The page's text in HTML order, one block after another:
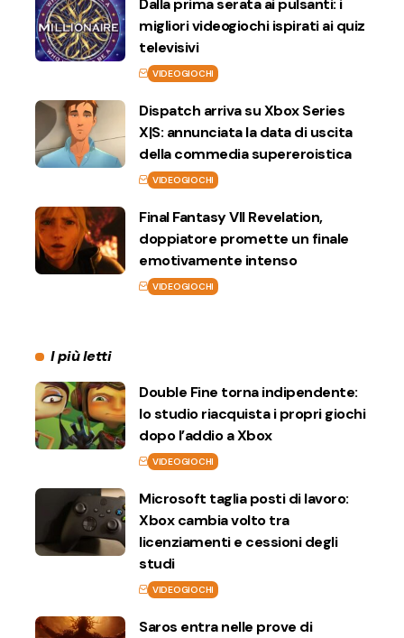
Dalla prima serata ai pulsanti: i
migliori videogiochi ispirati ai quiz
televisivi
VIDEOGIOCHI
Dispatch arriva su Xbox Series
X|S: annunciata la data di uscita
della commedia supereroistica
VIDEOGIOCHI
Final Fantasy VII Revelation,
doppiatore promette un finale
emotivamente intenso
VIDEOGIOCHI
I più letti
Double Fine torna indipendente:
lo studio riacquista i propri giochi
dopo l’addio a Xbox
VIDEOGIOCHI
Microsoft taglia posti di lavoro:
Xbox cambia volto tra
licenziamenti e cessioni degli
studi
VIDEOGIOCHI
Saros entra nelle prove di